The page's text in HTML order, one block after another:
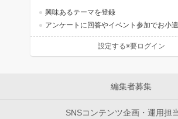
興味あるテーマを登録
アンケートに回答やイベント参加でお小
設定する※要ログイン
編集者募集
SNSコンテンツ企画・運用担